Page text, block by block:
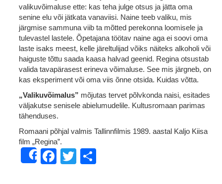
valikuvõimaluse ette: kas teha julge otsus ja jätta oma
senine elu või jätkata vanaviisi. Naine teeb valiku, mis
järgmise sammuna viib ta mõtted perekonna loomisele ja
tulevastel lastele. Õpetajana töötav naine aga ei soovi oma
laste isaks meest, kelle järeltulijad võiks näiteks alkoholi või
haiguste tõttu saada kaasa halvad geenid. Regina otsustab
valida tavapärasest erineva võimaluse. See mis järgneb, on
kas eksperiment või oma viis õnne otsida. Kuidas võtta.
„Valikuvõimalus” mõjutas tervet põlvkonda naisi, esitades
väljakutse senisele abielumudelile. Kultusromaan parimas
tähenduses.
Romaani põhjal valmis Tallinnfilmis 1989. aastal Kaljo Kiisa
film „Regina”.
ShareFacebook
Twitter